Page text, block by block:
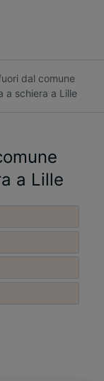
dal comune
a schiera a Lille
a Lille